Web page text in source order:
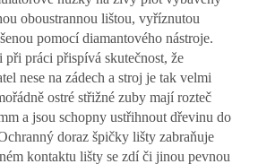
oboustrannou lištou, vyříznutou
pomocí diamantového nástroje.
při práci přispívá skutečnost, že
nese na zádech a stroj je tak velmi
ostré střižné zuby mají rozteč
a jsou schopny ustřihnout dřevinu do
doraz špičky lišty zabraňuje
kontaktu lišty se zdí či jinou pevnou